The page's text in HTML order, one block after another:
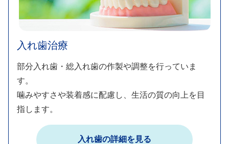
入れ歯治療​
部分入れ歯・総入れ歯の作製や調整を行っていま
す。​
噛みやすさや装着感に配慮し、生活の質の向上を目
指します。
入れ歯の詳細を見る​